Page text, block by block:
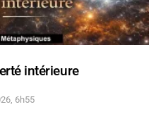
intérieure
6h55